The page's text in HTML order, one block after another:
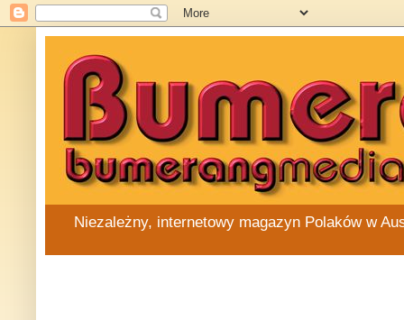
Niezależny, internetowy magazyn Polaków w